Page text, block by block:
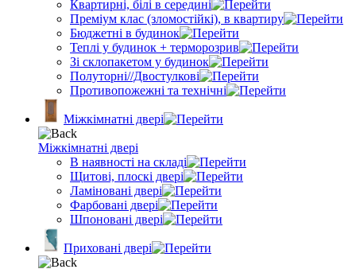
Квартирні, білі в середині
Преміум клас (зломостійкі), в квартиру
Бюджетні в будинок
Теплі у будинок + терморозрив
Зі склопакетом у будинок
Полуторні//Двостулкові
Противопожежні та технічні
Міжкімнатні двері
Міжкімнатні двері
В наявності на складі
Щитові, плоскі двері
Ламіновані двері
Фарбовані двері
Шпоновані двері
Приховані двері